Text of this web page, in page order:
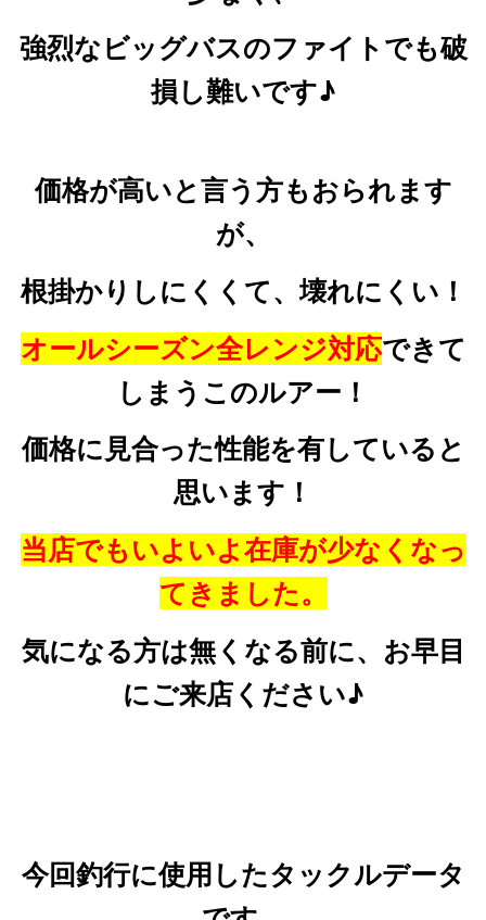
強烈なビッグバスのファイトでも破
損し難いです♪
価格が高いと言う方もおられます
が、
根掛かりしにくくて、壊れにくい！
オールシーズン全レンジ対応できて
しまうこのルアー！
価格に見合った性能を有していると
思います！
当店でもいよいよ在庫が少なくなっ
てきました。
気になる方は無くなる前に、お早目
にご来店ください♪
今回釣行に使用したタックルデータ